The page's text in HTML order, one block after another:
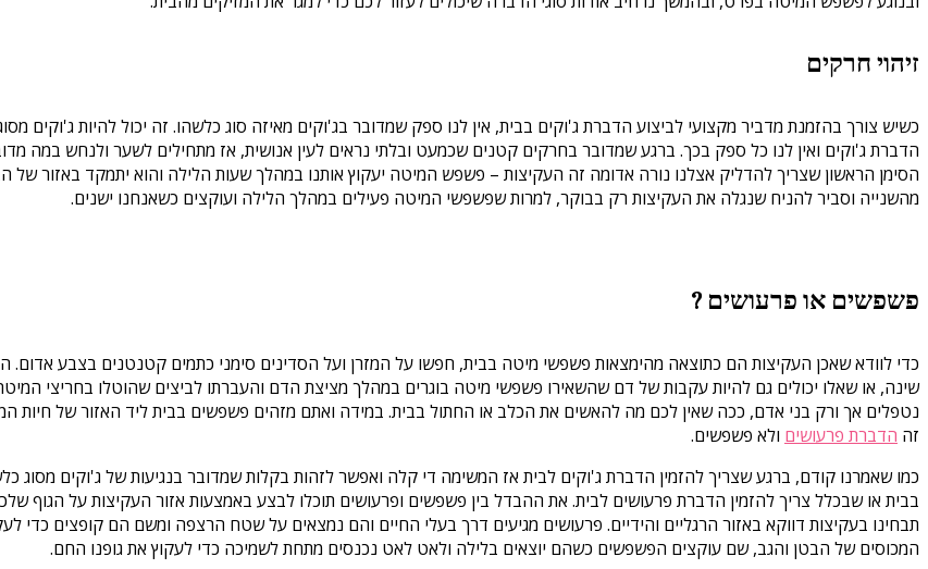
זיהוי חרקים
כשיש צורך בהזמנת מדביר מקצועי לביצוע הדברת ג'וקים בבית, אין לנו ספק שמדובר בג'וקים מאיזה סוג כלשהו. זה יכול להיות ג'וקים
הדברת ג'וקים ואין לנו כל ספק בכך. ברגע שמדובר בחרקים קטנים שכמעט ובלתי נראים לעין אנושית, אז מתחילים לשער ולנחש במה
הסימן הראשון שצריך להדליק אצלנו נורה אדומה זה העקיצות – פשפש המיטה יעקוץ אותנו במהלך שעות הלילה והוא יתמקד באזור
מהשנייה וסביר להניח שנגלה את העקיצות רק בבוקר, למרות שפשפשי המיטה פעילים במהלך הלילה ועוקצים כשאנחנו ישנים.
פשפשים או פרעושים ?
כדי לוודא שאכן העקיצות הם כתוצאה מהימצאות פשפשי מיטה בבית, חפשו על המזרן ועל הסדינים סימני כתמים קטנטנים בצבע
שינה, או שאלו יכולים גם להיות עקבות של דם שהשאירו פשפשי מיטה בוגרים במהלך מציצת הדם והעברתו לביצים שהוטלו בחריצי
נטפלים אך ורק בני אדם, ככה שאין לכם מה להאשים את הכלב או החתול בבית. במידה ואתם מזהים פשפשים בבית ליד האזור של חיות
זה הדברת פרעושים ולא פשפשים.
כמו שאמרנו קודם, ברגע שצריך להזמין הדברת ג'וקים לבית אז המשימה די קלה ואפשר לזהות בקלות שמדובר בנגיעות של ג'וקים
בבית או שבכלל צריך להזמין הדברת פרעושים לבית. את ההבדל בין פשפשים ופרעושים תוכלו לבצע באמצעות אזור העקיצות על הגוף
תבחינו בעקיצות דווקא באזור הרגליים והידיים. פרעושים מגיעים דרך בעלי החיים והם נמצאים על שטח הרצפה ומשם הם קופצים כדי
המכוסים של הבטן והגב, שם עוקצים הפשפשים כשהם יוצאים בלילה ולאט לאט נכנסים מתחת לשמיכה כדי לעקוץ את גופנו החם.